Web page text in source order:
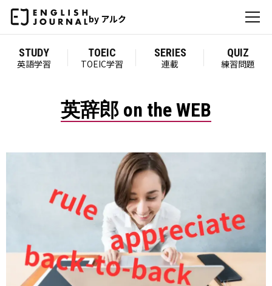
by アルク
STUDY
英語学習
TOEIC
TOEIC学習
SERIES
連載
QUIZ
練習問題
英辞郎 on the WEB